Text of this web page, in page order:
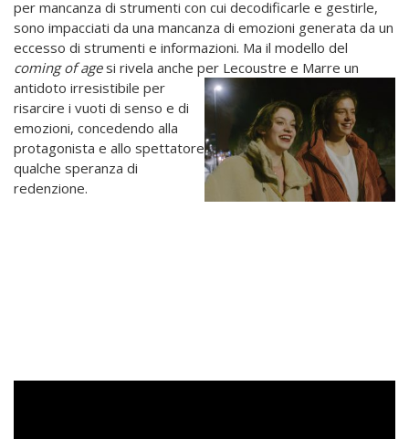
per mancanza di strumenti con cui decodificarle e gestirle,
sono impacciati da una mancanza di emozioni generata da un
eccesso di strumenti e informazioni. Ma il modello del
coming of agesi rivela anche per Lecoustre e Marre un
antidoto irresistibile per
risarcire i vuoti di senso e di
emozioni, concedendo alla
protagonista e allo spettatore
qualche speranza di
redenzione.